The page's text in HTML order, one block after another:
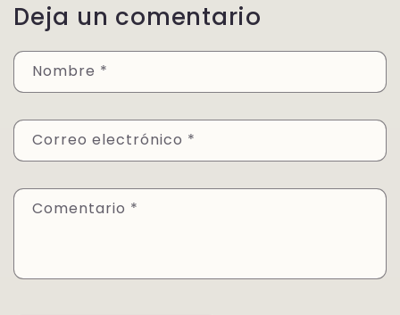
Deja un comentario
Nombre *
Correo electrónico *
Comentario *